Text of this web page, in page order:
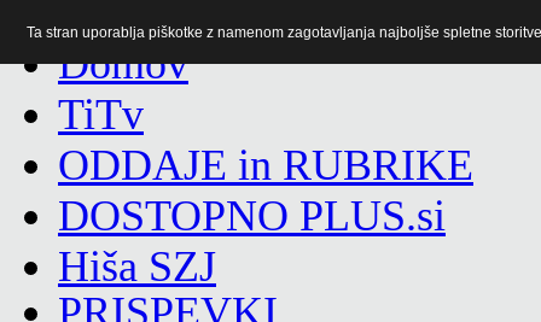
TiTv
ODDAJE in RUBRIKE
DOSTOPNO PLUS.si
Hiša SZJ
PRISPEVKI
Ta stran uporablja piškotke z namenom zagotavljanja najboljše spletne